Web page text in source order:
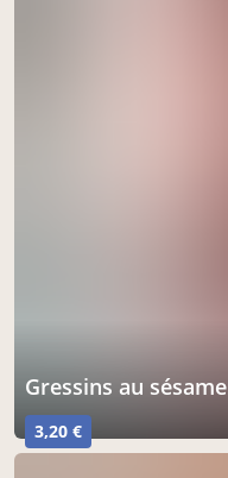
gressins au sésame
3,20 €